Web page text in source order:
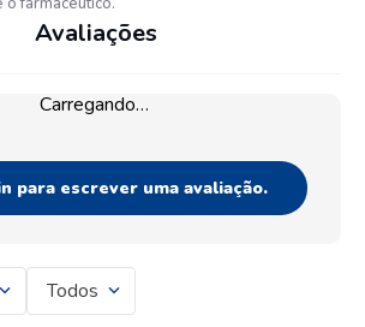
Avaliações
Carregando…
para escrever uma avaliação.
Todos